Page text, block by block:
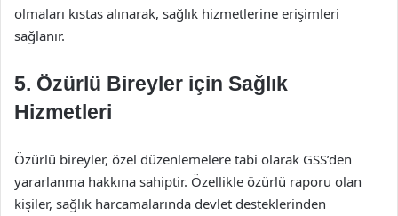
olmaları kıstas alınarak, sağlık hizmetlerine erişimleri
sağlanır.
5. Özürlü Bireyler için Sağlık
Hizmetleri
Özürlü bireyler, özel düzenlemelere tabi olarak GSS’den
yararlanma hakkına sahiptir. Özellikle özürlü raporu olan
kişiler, sağlık harcamalarında devlet desteklerinden